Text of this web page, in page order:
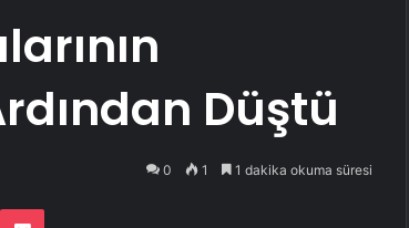
Düştü
0 1 1 dakika okuma süresi
Pocket